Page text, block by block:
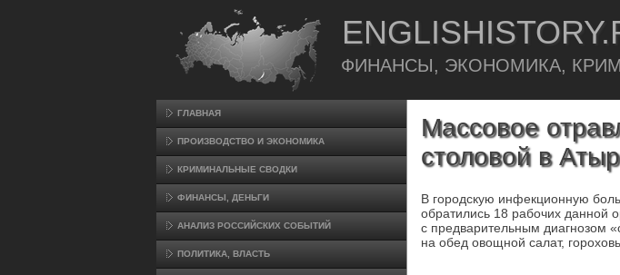
ФИНАНСЫ, ЭКОНОМИКА,
ГЛАВНАЯ
ПРОИЗВΟДСТВО И ЭКОНОМИКА
КРИМИНАЛЬНЫЕ СВОДКИ
ФИНАНСЫ, ДЕНЬГИ
АНАЛИЗ РОССИЙСКИХ СОБЫТИЙ
ПОЛИТИКА, ВЛАСТЬ
Массовое
столовой в
В городскую инфекционную
обратились 18 рабочих данной
с предварительным диагнозом
на обед овощной салат,